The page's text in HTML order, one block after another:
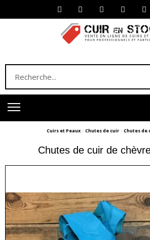
Cuirs et Peaux Chutes de cuir Chutes de
Chutes de cuir de